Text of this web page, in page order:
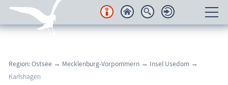
Regionales
Region: Ostsee → Mecklenburg-Vorpommern → Insel Usedom →
Karlshagen